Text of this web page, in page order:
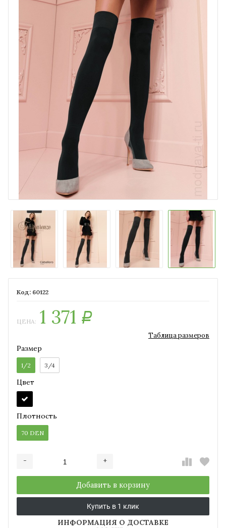
60122
ЦЕНА: 1 371 Р
Таблица размеров
Размер
1/2 3/4
Цвет
Плотность
70 DEN
- +
Добавить в корзину
Купить в 1 клик
ИНФОРМАЦИЯ О ДОСТАВКЕ